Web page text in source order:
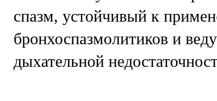
спазм, устойчивый к
бронхоспазмолитиков и
дыхательной